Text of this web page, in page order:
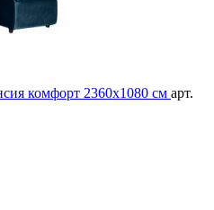
комфорт 2360х1080 см арт.